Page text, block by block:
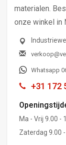
materialen.
onze winkel in
Whatsapp
+31 172
Ma - Vrij 9.00 -
Zaterdag 9.00